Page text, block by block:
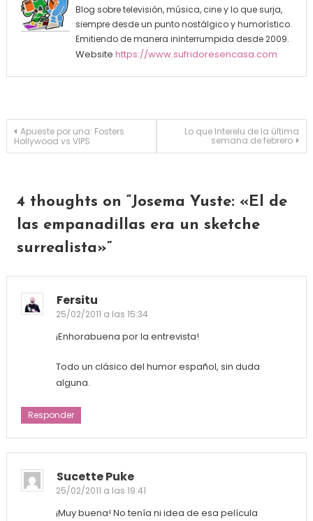
Blog sobre televisión, música, cine y lo que surja,
siempre desde un punto nostálgico y humorístico.
Emitiendo de manera ininterrumpida desde 2009.
Website https://www.sufridoresencasa.com
Navegación de entradas
Apueste por una: Fosters
Hollywood vs VIPS
Lo que Interelu de la última
semana de febrero
4 thoughts on “Josema Yuste: «El de
las empanadillas era un sketche
surrealista»”
Fersitu
25/02/2011 a las 15:34
¡Enhorabuena por la entrevista!
Todo un clásico del humor español, sin duda
alguna.
Responder
Sucette Puke
25/02/2011 a las 19:41
¡Muy buena! No tenía ni idea de esa película